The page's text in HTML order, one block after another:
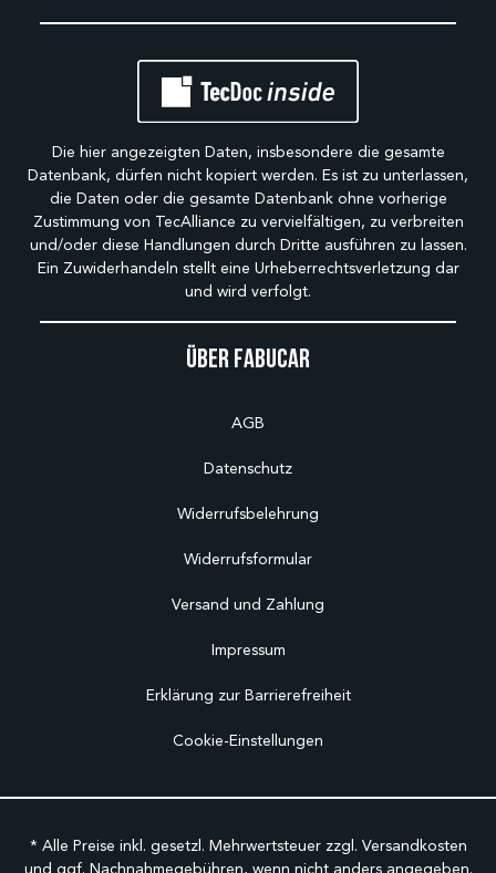
Über Fabucar
AGB
Datenschutz
Widerrufsbelehrung
Widerrufsformular
Versand und Zahlung
Impressum
Erklärung zur Barrierefreiheit
Cookie-Einstellungen
Die hier angezeigten Daten, insbesondere die gesamte
Datenbank, dürfen nicht kopiert werden. Es ist zu unterlassen,
die Daten oder die gesamte Datenbank ohne vorherige
Zustimmung von TecAlliance zu vervielfältigen, zu verbreiten
und/oder diese Handlungen durch Dritte ausführen zu lassen.
Ein Zuwiderhandeln stellt eine Urheberrechtsverletzung dar
und wird verfolgt.
* Alle Preise inkl. gesetzl. Mehrwertsteuer zzgl. Versandkosten